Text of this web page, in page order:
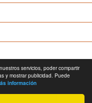
servicios, poder compartir
y mostrar publicidad. Puede
información